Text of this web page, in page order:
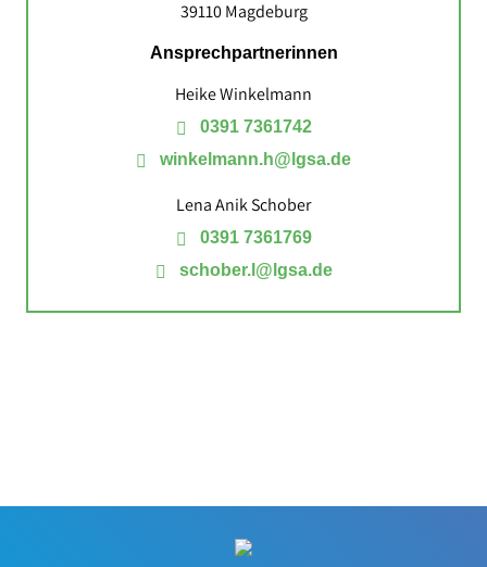
39110 Magdeburg
Ansprechpartnerinnen
Heike Winkelmann
0391 7361742
winkelmann.h@lgsa.de
Lena Anik Schober
0391 7361769
schober.l@lgsa.de